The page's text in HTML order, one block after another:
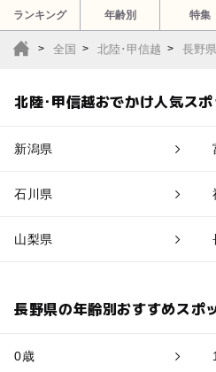
ランキング 年齢別 特集
全国 北陸･甲信越 長野県
北陸･甲信越おでかけ人気ス
新潟県
石川県
山梨県
長野県の年齢別おすすめスポ
0歳